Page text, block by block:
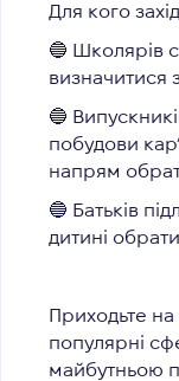
Для кого
🔵 Школярів
визначитися
🔵
побудови
напрям
🔵 Батьків
дитині
Приходьте на
популярні
майбутньою